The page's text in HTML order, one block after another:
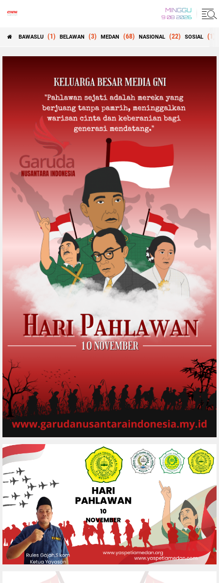
MINGGU
9 08 2026
BAWASLU (1) BELAWAN (3) MEDAN (68) NASIONAL (22) SOSIAL (1)